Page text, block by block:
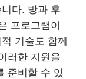
다. 방과 후
프로그램이
기술도 함께
러한 지원을
준비할 수 있